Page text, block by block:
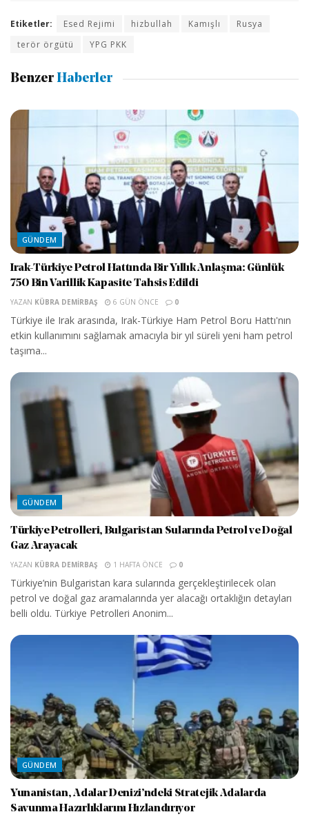
Etiketler: Esed Rejimi hizbullah Kamışlı
Rusya
terör örgütü
YPG PKK
Benzer Haberler
GÜNDEM
Irak-Türkiye Petrol Hattında Bir Yıllık Anlaşma: Günlük
750 Bin Varillik Kapasite Tahsis Edildi
YAZAN KÜBRA DEMIRBAŞ 6 GÜN ÖNCE 0
Türkiye ile Irak arasında, Irak-Türkiye Ham Petrol Boru Hattı'nın
etkin kullanımını sağlamak amacıyla bir yıl süreli yeni ham petrol
taşıma...
GÜNDEM
Türkiye Petrolleri, Bulgaristan Sularında Petrol ve Doğal
Gaz Arayacak
YAZAN KÜBRA DEMIRBAŞ 1 HAFTA ÖNCE 0
Türkiye’nin Bulgaristan kara sularında gerçekleştirilecek olan
petrol ve doğal gaz aramalarında yer alacağı ortaklığın detayları
belli oldu. Türkiye Petrolleri Anonim...
GÜNDEM
Yunanistan, Adalar Denizi’ndeki Stratejik Adalarda
Savunma Hazırlıklarını Hızlandırıyor